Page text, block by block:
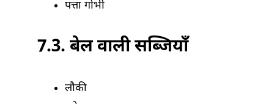
पत्ता गोभी
7.3. बेल वाली सब्जियाँ
लौकी